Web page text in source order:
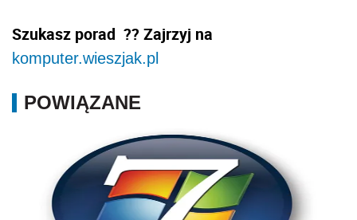
Szukasz porad ?? Zajrzyj na
komputer.wieszjak.pl
POWIĄZANE